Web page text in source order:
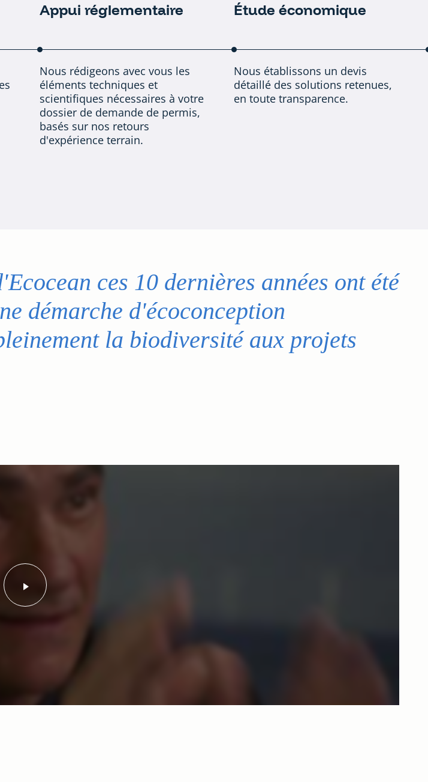
Appui réglementaire
Nous rédigeons avec vous les
éléments techniques et
scientifiques nécessaires à votre
dossier de demande de permis,
basés sur nos retours
d'expérience terrain.
Étude économique
Nous établissons un devis
détaillé des solutions retenues,
en toute transparence.
ces 10 dernières années ont été
démarche d'écoconception
la biodiversité aux projets
Lancer la vidéo - Ocean Wind Beyond Energy - Sustainability at